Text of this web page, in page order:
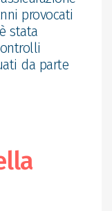
provocati
stata
da parte